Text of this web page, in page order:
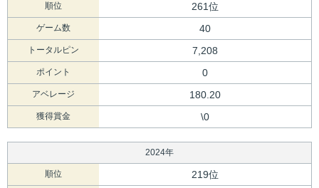
順位 261位
ゲーム数 40
トータルピン 7,208
ポイント 0
アベレージ 180.20
獲得賞金 \0
2024年
順位 219位